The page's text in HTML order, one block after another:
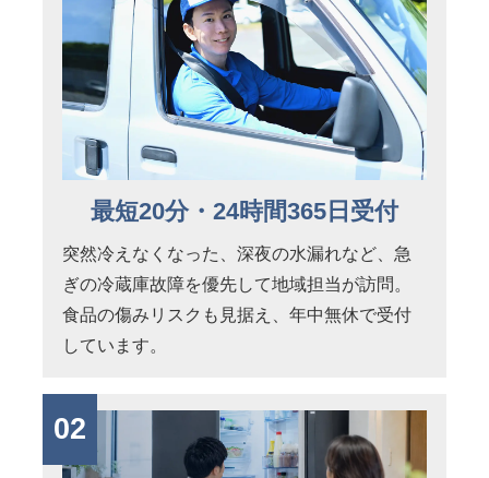
最短20分・24時間365日受付
突然冷えなくなった、深夜の水漏れなど、急
ぎの冷蔵庫故障を優先して地域担当が訪問。
食品の傷みリスクも見据え、年中無休で受付
しています。
02